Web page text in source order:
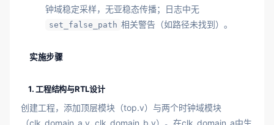
钟域稳定采样，无亚稳态传播；日志中无
set_false_path 相关警告（如路径未找到）。
实施步骤
1. 工程结构与RTL设计
创建工程，添加顶层模块（top.v）与两个时钟域模块